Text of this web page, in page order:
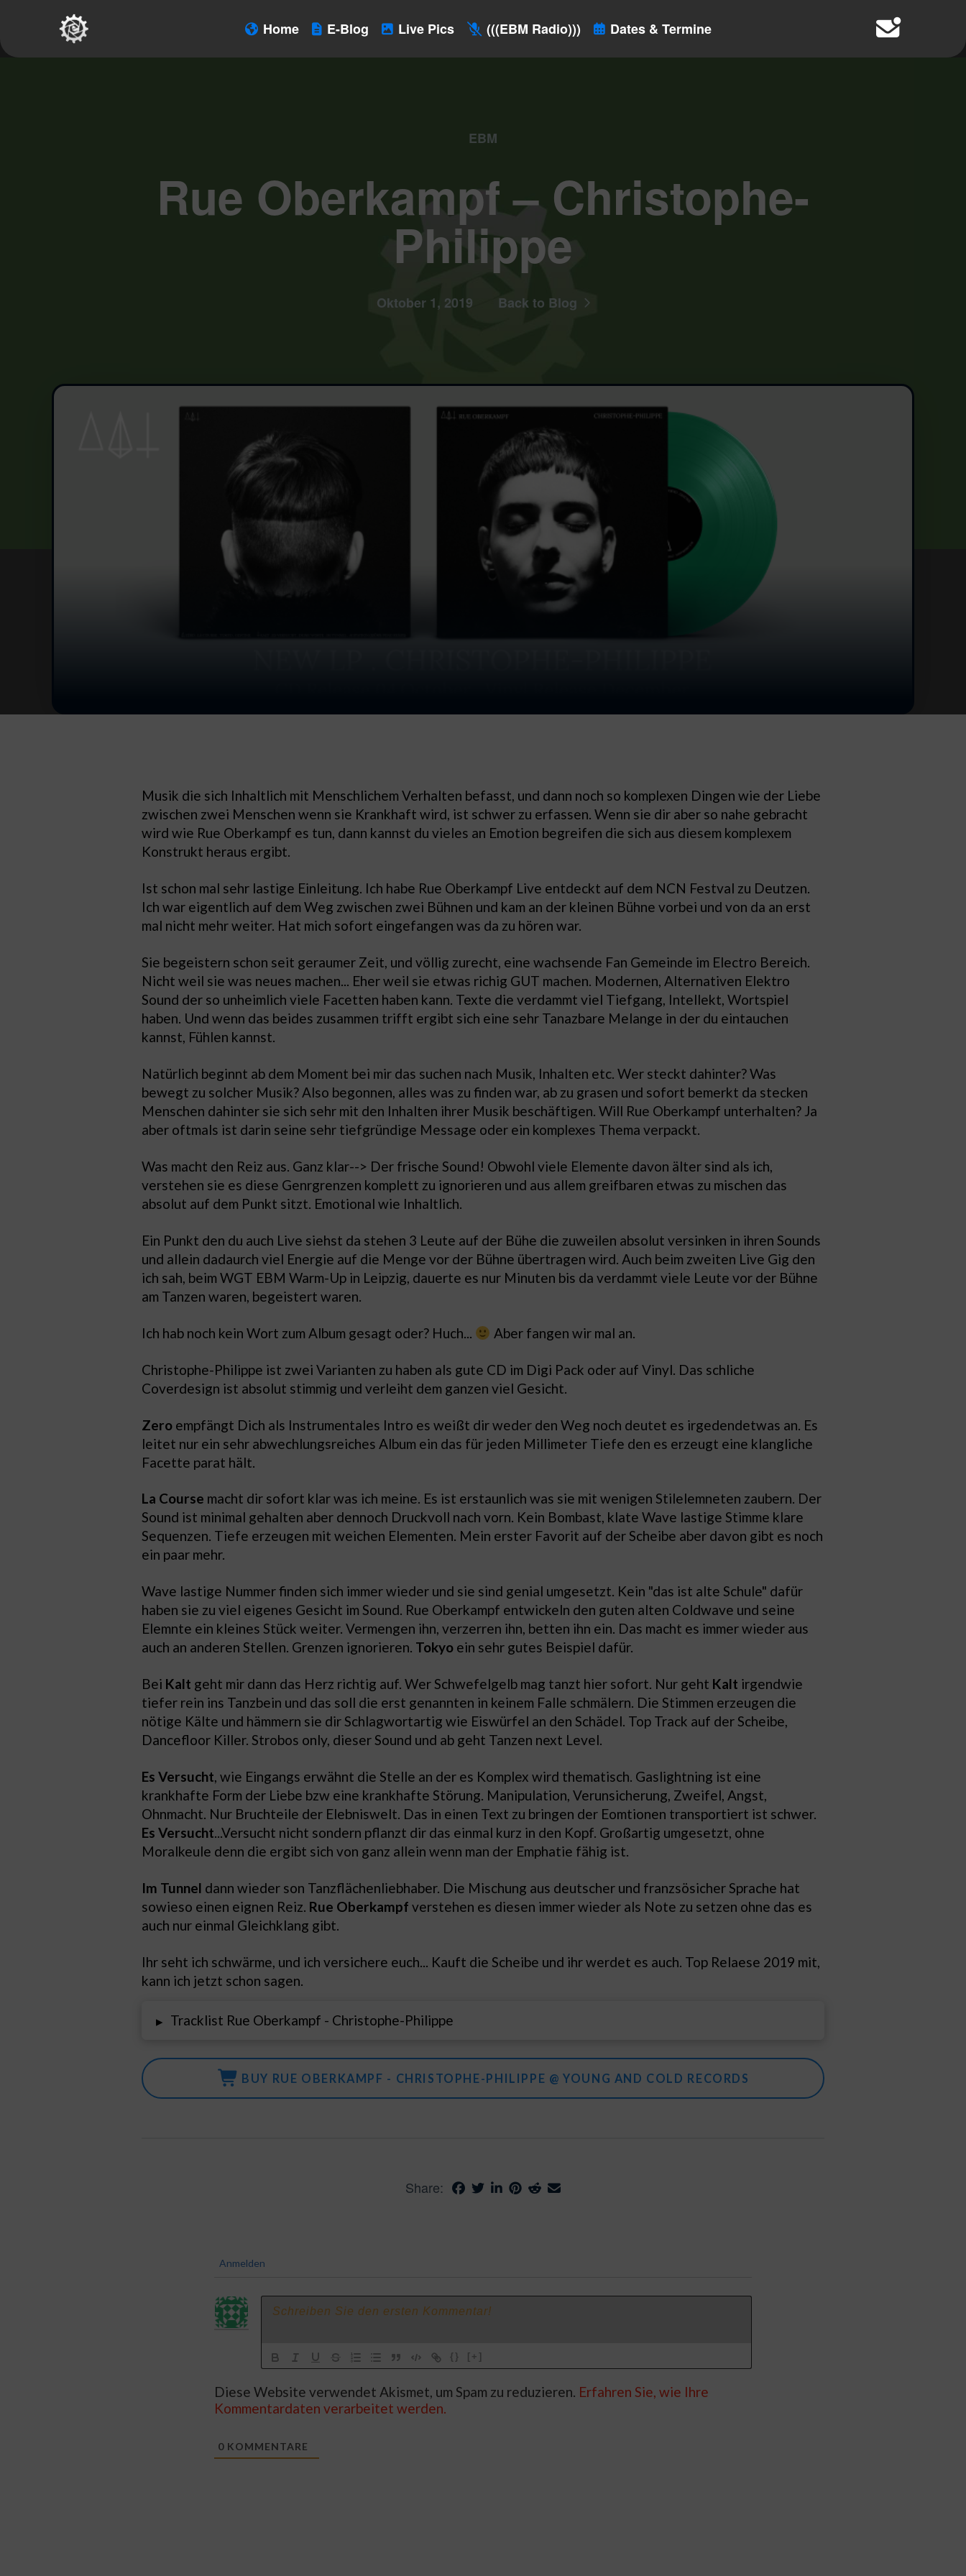
Home E-Blog Live Pics (((EBM Radio))) Dates & Termine
EBM
Rue Oberkampf – Christophe-
Philippe
Oktober 1, 2019 Back to Blog
Musik die sich Inhaltlich mit Menschlichem Verhalten befasst, und dann noch so komplexen Dingen wie der Liebe
zwischen zwei Menschen wenn sie Krankhaft wird, ist schwer zu erfassen. Wenn sie dir aber so nahe gebracht
wird wie Rue Oberkampf es tun, dann kannst du vieles an Emotion begreifen die sich aus diesem komplexem
Konstrukt heraus ergibt.
Ist schon mal sehr lastige Einleitung. Ich habe Rue Oberkampf Live entdeckt auf dem NCN Festval zu Deutzen.
Ich war eigentlich auf dem Weg zwischen zwei Bühnen und kam an der kleinen Bühne vorbei und von da an erst
mal nicht mehr weiter. Hat mich sofort eingefangen was da zu hören war.
Sie begeistern schon seit geraumer Zeit, und völlig zurecht, eine wachsende Fan Gemeinde im Electro Bereich.
Nicht weil sie was neues machen... Eher weil sie etwas richig GUT machen. Modernen, Alternativen Elektro
Sound der so unheimlich viele Facetten haben kann. Texte die verdammt viel Tiefgang, Intellekt, Wortspiel
haben. Und wenn das beides zusammen trifft ergibt sich eine sehr Tanazbare Melange in der du eintauchen
kannst, Fühlen kannst.
Natürlich beginnt ab dem Moment bei mir das suchen nach Musik, Inhalten etc. Wer steckt dahinter? Was
bewegt zu solcher Musik? Also begonnen, alles was zu finden war, ab zu grasen und sofort bemerkt da stecken
Menschen dahinter sie sich sehr mit den Inhalten ihrer Musik beschäftigen. Will Rue Oberkampf unterhalten? Ja
aber oftmals ist darin seine sehr tiefgründige Message oder ein komplexes Thema verpackt.
Was macht den Reiz aus. Ganz klar--> Der frische Sound! Obwohl viele Elemente davon älter sind als ich,
verstehen sie es diese Genrgrenzen komplett zu ignorieren und aus allem greifbaren etwas zu mischen das
absolut auf dem Punkt sitzt. Emotional wie Inhaltlich.
Ein Punkt den du auch Live siehst da stehen 3 Leute auf der Bühe die zuweilen absolut versinken in ihren Sounds
und allein dadaurch viel Energie auf die Menge vor der Bühne übertragen wird. Auch beim zweiten Live Gig den
ich sah, beim WGT EBM Warm-Up in Leipzig, dauerte es nur Minuten bis da verdammt viele Leute vor der Bühne
am Tanzen waren, begeistert waren.
Ich hab noch kein Wort zum Album gesagt oder? Huch... Aber fangen wir mal an.
Christophe-Philippe ist zwei Varianten zu haben als gute CD im Digi Pack oder auf Vinyl. Das schliche
Coverdesign ist absolut stimmig und verleiht dem ganzen viel Gesicht.
Zero empfängt Dich als Instrumentales Intro es weißt dir weder den Weg noch deutet es irgedendetwas an. Es
leitet nur ein sehr abwechlungsreiches Album ein das für jeden Millimeter Tiefe den es erzeugt eine klangliche
Facette parat hält.
La Course macht dir sofort klar was ich meine. Es ist erstaunlich was sie mit wenigen Stilelemneten zaubern. Der
Sound ist minimal gehalten aber dennoch Druckvoll nach vorn. Kein Bombast, klate Wave lastige Stimme klare
Sequenzen. Tiefe erzeugen mit weichen Elementen. Mein erster Favorit auf der Scheibe aber davon gibt es noch
ein paar mehr.
Wave lastige Nummer finden sich immer wieder und sie sind genial umgesetzt. Kein "das ist alte Schule" dafür
haben sie zu viel eigenes Gesicht im Sound. Rue Oberkampf entwickeln den guten alten Coldwave und seine
Elemnte ein kleines Stück weiter. Vermengen ihn, verzerren ihn, betten ihn ein. Das macht es immer wieder aus
auch an anderen Stellen. Grenzen ignorieren. Tokyo ein sehr gutes Beispiel dafür.
Bei Kalt geht mir dann das Herz richtig auf. Wer Schwefelgelb mag tanzt hier sofort. Nur geht Kalt irgendwie
tiefer rein ins Tanzbein und das soll die erst genannten in keinem Falle schmälern. Die Stimmen erzeugen die
nötige Kälte und hämmern sie dir Schlagwortartig wie Eiswürfel an den Schädel. Top Track auf der Scheibe,
Dancefloor Killer. Strobos only, dieser Sound und ab geht Tanzen next Level.
Es Versucht, wie Eingangs erwähnt die Stelle an der es Komplex wird thematisch. Gaslightning ist eine
krankhafte Form der Liebe bzw eine krankhafte Störung. Manipulation, Verunsicherung, Zweifel, Angst,
Ohnmacht. Nur Bruchteile der Elebniswelt. Das in einen Text zu bringen der Eomtionen transportiert ist schwer.
Es Versucht...Versucht nicht sondern pflanzt dir das einmal kurz in den Kopf. Großartig umgesetzt, ohne
Moralkeule denn die ergibt sich von ganz allein wenn man der Emphatie fähig ist.
Im Tunnel dann wieder son Tanzflächenliebhaber. Die Mischung aus deutscher und franzsösicher Sprache hat
sowieso einen eignen Reiz. Rue Oberkampf verstehen es diesen immer wieder als Note zu setzen ohne das es
auch nur einmal Gleichklang gibt.
Ihr seht ich schwärme, und ich versichere euch... Kauft die Scheibe und ihr werdet es auch. Top Relaese 2019 mit,
kann ich jetzt schon sagen.
▸ Tracklist Rue Oberkampf - Christophe-Philippe
BUY RUE OBERKAMPF - CHRISTOPHE-PHILIPPE @ YOUNG AND COLD RECORDS
Share:
Anmelden
{} [+]
Diese Website verwendet Akismet, um Spam zu reduzieren. Erfahren Sie, wie Ihre
Kommentardaten verarbeitet werden.
0 KOMMENTARE